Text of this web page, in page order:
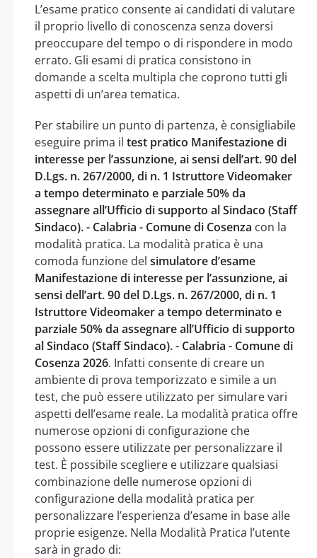
L’esame pratico consente ai candidati di valutare
il proprio livello di conoscenza senza doversi
preoccupare del tempo o di rispondere in modo
errato. Gli esami di pratica consistono in
domande a scelta multipla che coprono tutti gli
aspetti di un’area tematica.
Per stabilire un punto di partenza, è consigliabile
eseguire prima il test pratico Manifestazione di
interesse per l’assunzione, ai sensi dell’art. 90 del
D.Lgs. n. 267/2000, di n. 1 Istruttore Videomaker
a tempo determinato e parziale 50% da
assegnare all’Ufficio di supporto al Sindaco (Staff
Sindaco). - Calabria - Comune di Cosenza con la
modalità pratica. La modalità pratica è una
comoda funzione del simulatore d’esame
Manifestazione di interesse per l’assunzione, ai
sensi dell’art. 90 del D.Lgs. n. 267/2000, di n. 1
Istruttore Videomaker a tempo determinato e
parziale 50% da assegnare all’Ufficio di supporto
al Sindaco (Staff Sindaco). - Calabria - Comune di
Cosenza 2026. Infatti consente di creare un
ambiente di prova temporizzato e simile a un
test, che può essere utilizzato per simulare vari
aspetti dell’esame reale. La modalità pratica offre
numerose opzioni di configurazione che
possono essere utilizzate per personalizzare il
test. È possibile scegliere e utilizzare qualsiasi
combinazione delle numerose opzioni di
configurazione della modalità pratica per
personalizzare l’esperienza d’esame in base alle
proprie esigenze. Nella Modalità Pratica l’utente
sarà in grado di: